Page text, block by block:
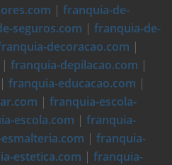
| franquia-de-
seguros.com | franquia-de-
decoracao.com |
| franquia-depilacao.com |
| franquia-educacao.com |
| franquia-escola-
escola.com | franquia-
| franquia-
estetica.com | franquia-